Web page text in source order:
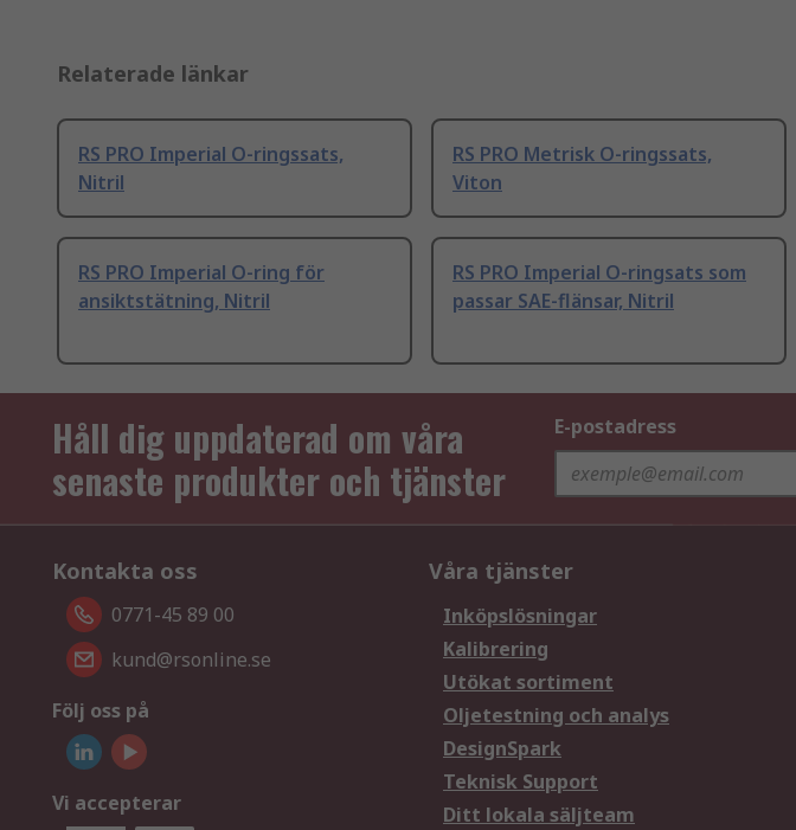
Relaterade länkar
RS PRO Imperial O-ringssats,
Nitril
RS PRO Metrisk O-ringssats,
Viton
RS PRO Imperial O-ring för
ansiktstätning, Nitril
RS PRO Imperial O-ringsats som
passar SAE-flänsar, Nitril
Håll dig uppdaterad om våra
senaste produkter och tjänster
E-postadress
Kontakta oss
0771-45 89 00
kund@rsonline.se
Följ oss på
Vi accepterar
Våra tjänster
Inköpslösningar
Kalibrering
Utökat sortiment
Oljetestning och analys
DesignSpark
Teknisk Support
Ditt lokala säljteam